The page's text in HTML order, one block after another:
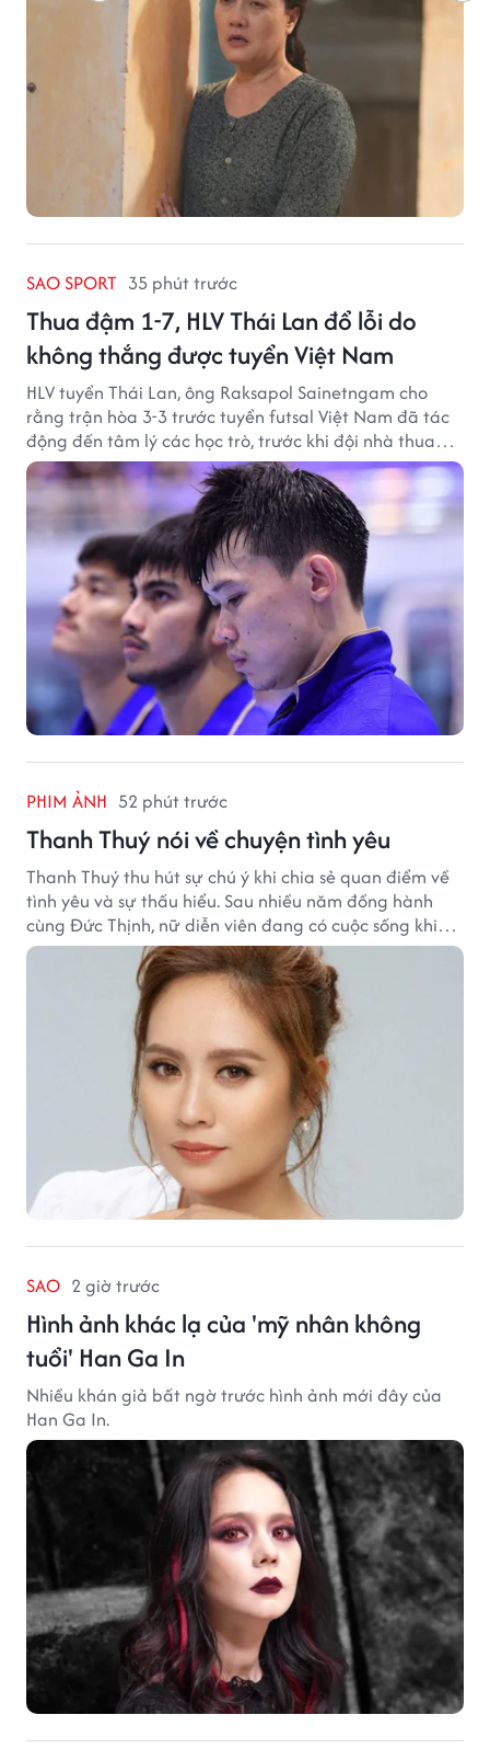
SAO SPORT 35 phút trước
Thua đậm 1-7, HLV Thái Lan đổ lỗi do
không thắng được tuyển Việt Nam
HLV tuyển Thái Lan, ông Raksapol Sainetngam cho
rằng trận hòa 3-3 trước tuyển futsal Việt Nam đã tác
động đến tâm lý các học trò, trước khi đội nhà thua
đậm Nga 1-7.
PHIM ẢNH 52 phút trước
Thanh Thuý nói về chuyện tình yêu
Thanh Thuý thu hút sự chú ý khi chia sẻ quan điểm về
tình yêu và sự thấu hiểu. Sau nhiều năm đồng hành
cùng Đức Thịnh, nữ diễn viên đang có cuộc sống khiến
nhiều khán giả quan tâm.
SAO 2 giờ trước
Hình ảnh khác lạ của 'mỹ nhân không
tuổi' Han Ga In
Nhiều khán giả bất ngờ trước hình ảnh mới đây của
Han Ga In.